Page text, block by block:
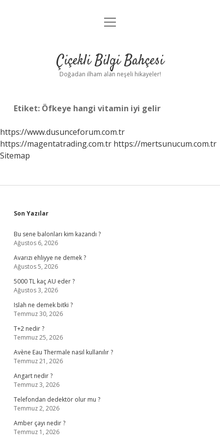
Anasayfa
Yasal Uyarı
menüyü
Çiçekli Bilgi Bahçesi
Doğadan ilham alan neşeli hikayeler!
Etiket: Öfkeye hangi vitamin iyi gelir
https://www.dusunceforum.com.tr
https://magentatrading.com.tr https://mertsunucum.com.tr
Sitemap
Sidebar
Son Yazılar
Bu sene balonları kim kazandı ?
Ağustos 6, 2026
Avarızı ehliyye ne demek ?
Ağustos 5, 2026
5000 TL kaç AU eder ?
Ağustos 3, 2026
Islah ne demek bitki ?
Temmuz 30, 2026
T+2 nedir ?
Temmuz 25, 2026
Avène Eau Thermale nasıl kullanılır ?
Temmuz 21, 2026
Angart nedir ?
Temmuz 3, 2026
Telefondan dedektör olur mu ?
Temmuz 2, 2026
Amber çayı nedir ?
Temmuz 1, 2026